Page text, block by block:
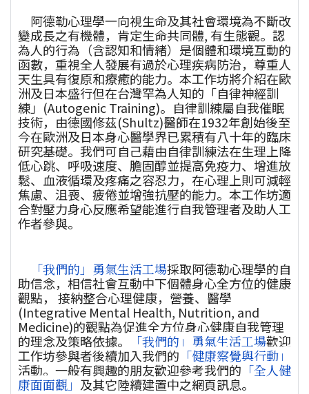
阿德勒心理學一向視生命及其社會環境為不斷改
變成長之有機體，肯定生命共同體, 有生態觀。認
為人的行為（含認知和情緒）是個體和環境互動的
函數，重視全人發展有過於心理疾病防治，尊重人
天生具有復原和療癒的能力。本工作坊將介紹在歐
洲及日本盛行但在台灣罕為人知的「自律神經訓
練」(Autogenic Training)。自律訓練屬自我催眠
技術，由德國修茲(Shultz)醫師在1932年創始後至
今在歐洲及日本身心醫學界已累積有八十年的臨床
研究基礎。我們可自己藉由自律訓練法在生理上降
低心跳、呼吸速度、膽固醇並提高免疫力、增進放
鬆、血液循環及疼痛之容忍力，在心理上則可減輕
焦慮、沮喪、疲倦並增強抗壓的能力。本工作坊適
合對壓力身心反應希望能進行自我管理者及助人工
作者參與。
「我們的」勇氣生活工場採取阿德勒心理學的自
助信念，相信社會互動中下個體身心全方位的健康
觀點， 接納整合心理健康，營養、醫學
(Integrative Mental Health, Nutrition, and
Medicine)的觀點為促進全方位身心健康自我管理
的理念及策略依據。
「我們的」勇氣生活工場歡迎
工作坊參與者後續加入我們的 「健康察覺與行動」
活動。一般有興趣的朋友歡迎參考我們的 「全人健
康面面觀」 及其它陸續建置中之網頁訊息。